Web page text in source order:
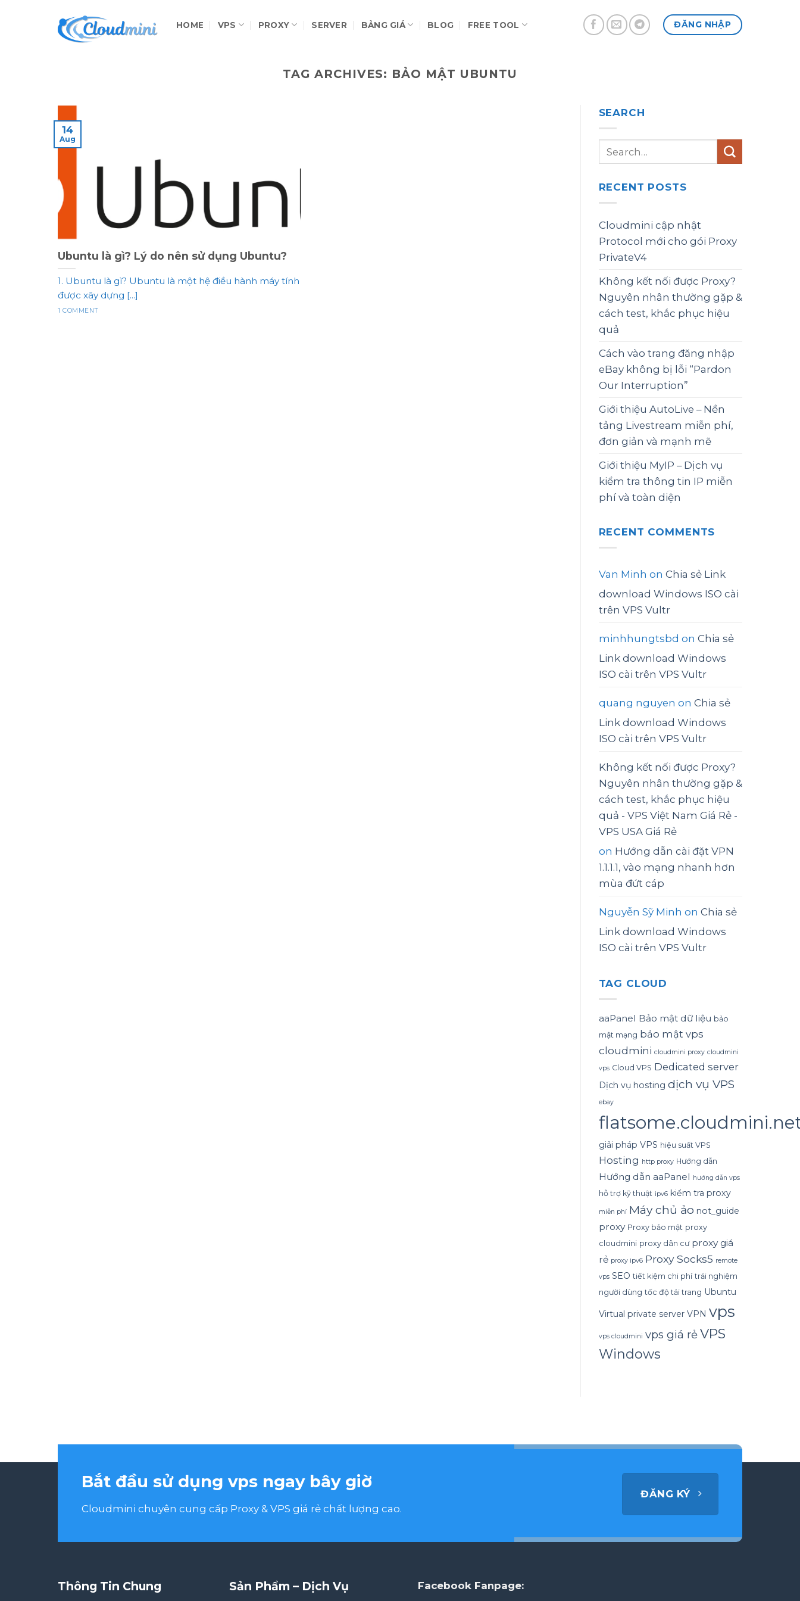
HOME VPS PROXY SERVER BẢNG GIÁ BLOG FREE TOOL ĐĂNG NHẬP
TAG ARCHIVES: BẢO MẬT UBUNTU
Ubuntu là gì? Lý do nên sử dụng Ubuntu?
1. Ubuntu là gì? Ubuntu là một hệ điều hành máy tính
được xây dựng [...]
1 COMMENT
14
Aug
SEARCH
RECENT POSTS
Cloudmini cập nhật
Protocol mới cho gói Proxy
PrivateV4
Không kết nối được Proxy?
Nguyên nhân thường gặp &
cách test, khắc phục hiệu
quả
Cách vào trang đăng nhập
eBay không bị lỗi “Pardon
Our Interruption”
Giới thiệu AutoLive – Nền
tảng Livestream miễn phí,
đơn giản và mạnh mẽ
Giới thiệu MyIP – Dịch vụ
kiểm tra thông tin IP miễn
phí và toàn diện
RECENT COMMENTS
Van Minh on Chia sẻ Link
download Windows ISO cài
trên VPS Vultr
minhhungtsbd on Chia sẻ
Link download Windows
ISO cài trên VPS Vultr
quang nguyen on Chia sẻ
Link download Windows
ISO cài trên VPS Vultr
Không kết nối được Proxy?
Nguyên nhân thường gặp &
cách test, khắc phục hiệu
quả - VPS Việt Nam Giá Rẻ -
VPS USA Giá Rẻ
on Hướng dẫn cài đặt VPN
1.1.1.1, vào mạng nhanh hơn
mùa đứt cáp
Nguyễn Sỹ Minh on Chia sẻ
Link download Windows
ISO cài trên VPS Vultr
TAG CLOUD
aaPanel Bảo mật dữ liệu bảo
mật mạng bảo mật vps
cloudmini cloudmini proxy cloudmini
vps Cloud VPS Dedicated server
Dịch vụ hosting dịch vụ VPS
ebay
giải pháp VPS hiệu suất VPS
Hosting http proxy Hướng dẫn
Hướng dẫn aaPanel hướng dẫn vps
hỗ trợ kỹ thuật ipv6 kiểm tra proxy
miễn phí Máy chủ ảo not_guide
proxy Proxy bảo mật proxy
cloudmini proxy dân cư proxy giá
rẻ proxy ipv6 Proxy Socks5 remote
vps SEO tiết kiệm chi phí trải nghiệm
người dùng tốc độ tải trang Ubuntu
Virtual private server VPN vps
vps cloudmini vps giá rẻVPS
Windows
Bắt đầu sử dụng vps ngay bây giờ
Cloudmini chuyên cung cấp Proxy & VPS giá rẻ chất lượng cao.
ĐĂNG KÝ
Thông Tin Chung Sản Phẩm – Dịch Vụ Facebook Fanpage: